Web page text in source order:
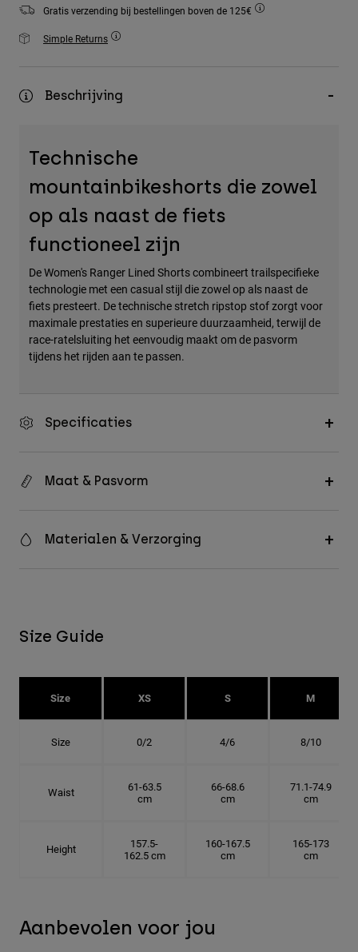
Accessories
All Accessories
Hats & Caps
Gratis verzending bij bestellingen boven de 125€
Simple Returns
Beschrijving
Technische
mountainbikeshorts die zowel
op als naast de fiets
functioneel zijn
De Women's Ranger Lined Shorts combineert trailspecifieke
technologie met een casual stijl die zowel op als naast de
fiets presteert. De technische stretch ripstop stof zorgt voor
maximale prestaties en superieure duurzaamheid, terwijl de
race-ratelsluiting het eenvoudig maakt om de pasvorm
tijdens het rijden aan te passen.
Specificaties
Maat & Pasvorm
Materialen & Verzorging
Size Guide
Size XS S M
Size 0/2 4/6 8/10
Waist
61-63.5
cm
66-68.6
cm
71.1-74.9
cm
Height
157.5-
162.5 cm
160-167.5
cm
165-173
cm
Aanbevolen voor jou